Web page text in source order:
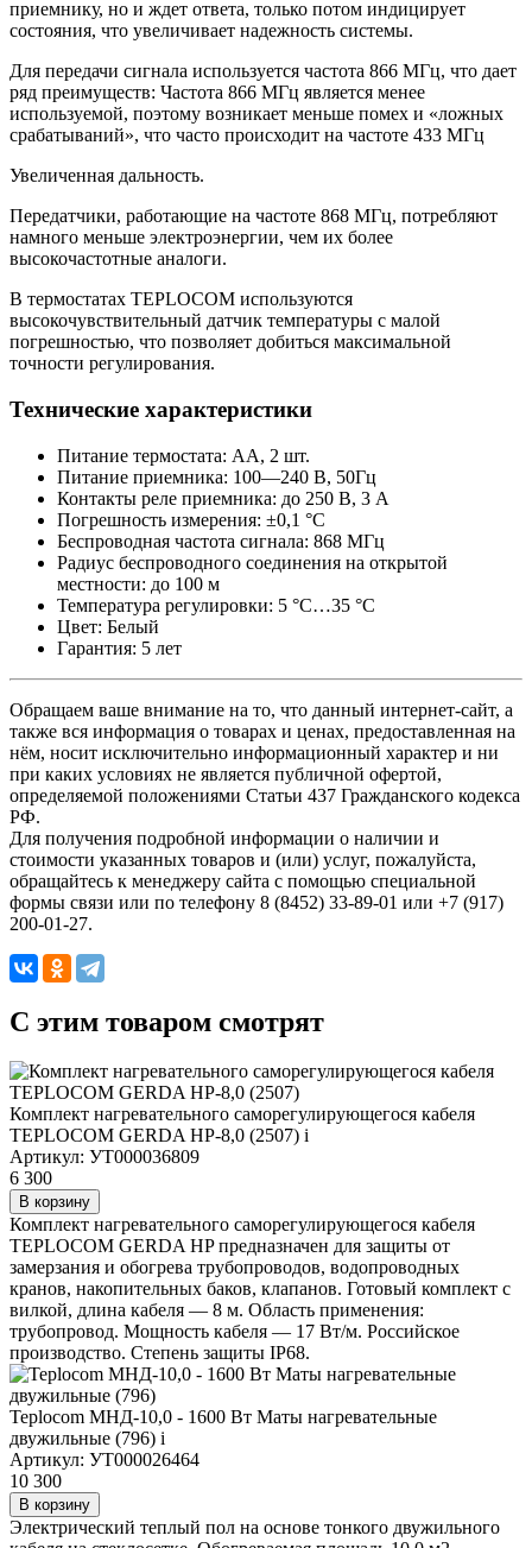
приемнику, но и ждет ответа, только потом индицирует
состояния, что увеличивает надежность системы.
Для передачи сигнала используется частота 866 МГц, что дает
ряд преимуществ: Частота 866 МГц является менее
используемой, поэтому возникает меньше помех и «ложных
срабатываний», что часто происходит на частоте 433 МГц
Увеличенная дальность.
Передатчики, работающие на частоте 868 МГц, потребляют
намного меньше электроэнергии, чем их более
высокочастотные аналоги.
В термостатах TEPLOCOM используются
высокочувствительный датчик температуры с малой
погрешностью, что позволяет добиться максимальной
точности регулирования.
Технические характеристики
Питание термостата: АА, 2 шт.
Питание приемника: 100—240 В, 50Гц
Контакты реле приемника: до 250 В, 3 А
Погрешность измерения: ±0,1 °С
Беспроводная частота сигнала: 868 МГц
Радиус беспроводного соединения на открытой
местности: до 100 м
Температура регулировки: 5 °С…35 °С
Цвет: Белый
Гарантия: 5 лет
Обращаем ваше внимание на то, что данный интернет-сайт, а
также вся информация о товарах и ценах, предоставленная на
нём, носит исключительно информационный характер и ни
при каких условиях не является публичной офертой,
определяемой положениями Статьи 437 Гражданского кодекса
РФ.
Для получения подробной информации о наличии и
стоимости указанных товаров и (или) услуг, пожалуйста,
обращайтесь к менеджеру сайта с помощью специальной
формы связи или по телефону 8 (8452) 33-89-01 или +7 (917)
200-01-27.
C этим товаром смотрят
Комплект нагревательного саморегулирующегося кабеля
TEPLOCOM GERDA HP-8,0 (2507) i
Артикул: УТ000036809
6 300
В корзину
Комплект нагревательного саморегулирующегося кабеля
TEPLOCOM GERDA HP предназначен для защиты от
замерзания и обогрева трубопроводов, водопроводных
кранов, накопительных баков, клапанов. Готовый комплект с
вилкой, длина кабеля — 8 м. Область применения:
трубопровод. Мощность кабеля — 17 Вт/м. Российское
производство. Степень защиты IP68.
Teplocom МНД-10,0 - 1600 Вт Маты нагревательные
двужильные (796) i
Артикул: УТ000026464
10 300
В корзину
Электрический теплый пол на основе тонкого двужильного